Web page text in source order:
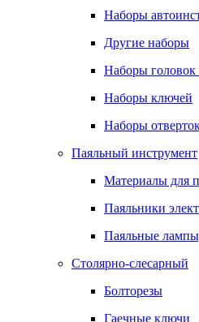
Наборы
Другие наборы
Наборы головок
Наборы ключей
Наборы
Паяльный инструмент
Материалы для
Паяльники
Паяльные
Столярно-слесарный
Болторезы
Гаечные ключи